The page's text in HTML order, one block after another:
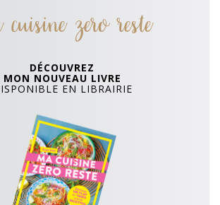
zero reste
DÉCOUVREZ
MON NOUVEAU LIVRE
EN LIBRAIRIE